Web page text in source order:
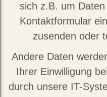
sich z.B. um
Kontaktformular
zusenden oder
Andere Daten
Ihrer Einwilligung
durch unsere IT-